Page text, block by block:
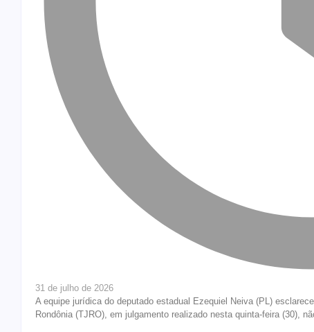
31 de julho de 2026
A equipe jurídica do deputado estadual Ezequiel Neiva (PL)
Rondônia (TJRO), em julgamento realizado nesta quinta-feira (30),